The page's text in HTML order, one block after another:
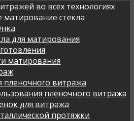
во всех технологиях
матирование стекла
для матирования
матирования
пленочного витража
пленочного витража
для витража
протяжки